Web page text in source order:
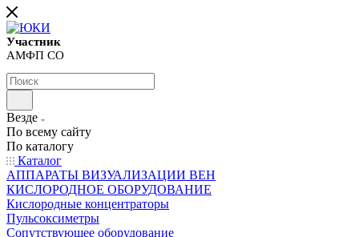
Участник
АМФП СО
Везде
По всему сайту
По каталогу
Каталог
АППАРАТЫ ВИЗУАЛИЗАЦИИ ВЕН
КИСЛОРОДНОЕ ОБОРУДОВАНИЕ
Кислородные концентраторы
Пульсоксиметры
Сопутствующее оборудование